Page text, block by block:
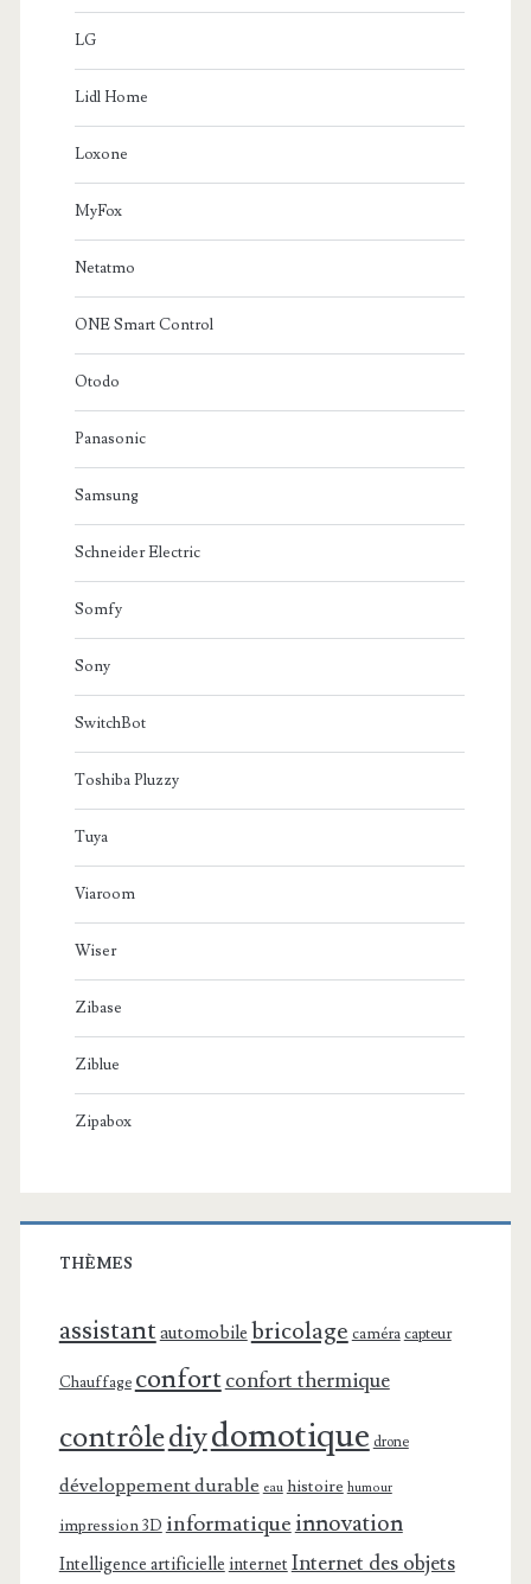
LG
Lidl Home
Loxone
MyFox
Netatmo
ONE Smart Control
Otodo
Panasonic
Samsung
Schneider Electric
Somfy
Sony
SwitchBot
Toshiba Pluzzy
Tuya
Viaroom
Wiser
Zibase
Ziblue
Zipabox
THÈMES
assistant automobile bricolage caméra capteur
Chauffage confortconfort thermique
contrôlediydomotique drone
développement durable eau histoire humour
impression 3D informatiqueinnovation
Intelligence artificielle internet Internet des objets